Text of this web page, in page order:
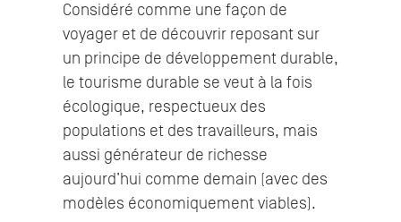
Considéré comme une façon de
voyager et de découvrir reposant sur
un principe de développement durable,
le tourisme durable se veut à la fois
écologique, respectueux des
populations et des travailleurs, mais
aussi générateur de richesse
aujourd’hui comme demain (avec des
modèles économiquement viables).